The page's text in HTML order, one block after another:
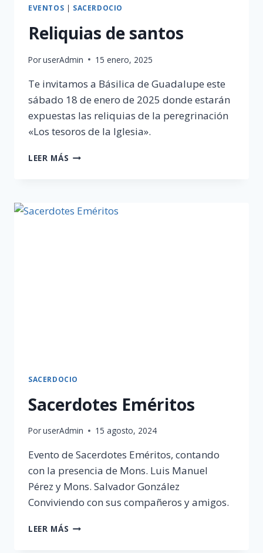
EVENTOS | SACERDOCIO
Reliquias de santos
PoruserAdmin 15 enero, 2025
Te invitamos a Básilica de Guadalupe este
sábado 18 de enero de 2025 donde estarán
expuestas las reliquias de la peregrinación
«Los tesoros de la Iglesia».
LEER MÁS RELIQUIAS
SACERDOCIO
Sacerdotes Eméritos
PoruserAdmin 15 agosto, 2024
Evento de Sacerdotes Eméritos, contando
con la presencia de Mons. Luis Manuel
Pérez y Mons. Salvador González
Conviviendo con sus compañeros y amigos.
LEER MÁS SACERDOTES